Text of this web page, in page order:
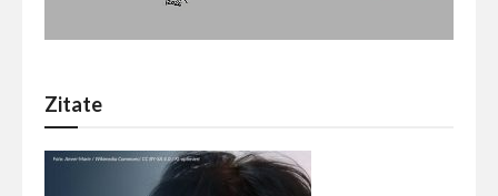
Zitate